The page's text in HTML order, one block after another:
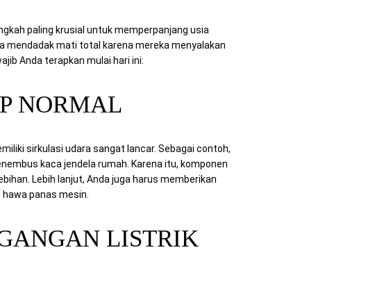
paling krusial untuk memperpanjang usia
mendadak mati total karena mereka menyalakan
Anda terapkan mulai hari ini:
NORMAL
sirkulasi udara sangat lancar. Sebagai contoh,
kaca jendela rumah. Karena itu, komponen
Lebih lanjut, Anda juga harus memberikan
panas mesin.
LISTRIK